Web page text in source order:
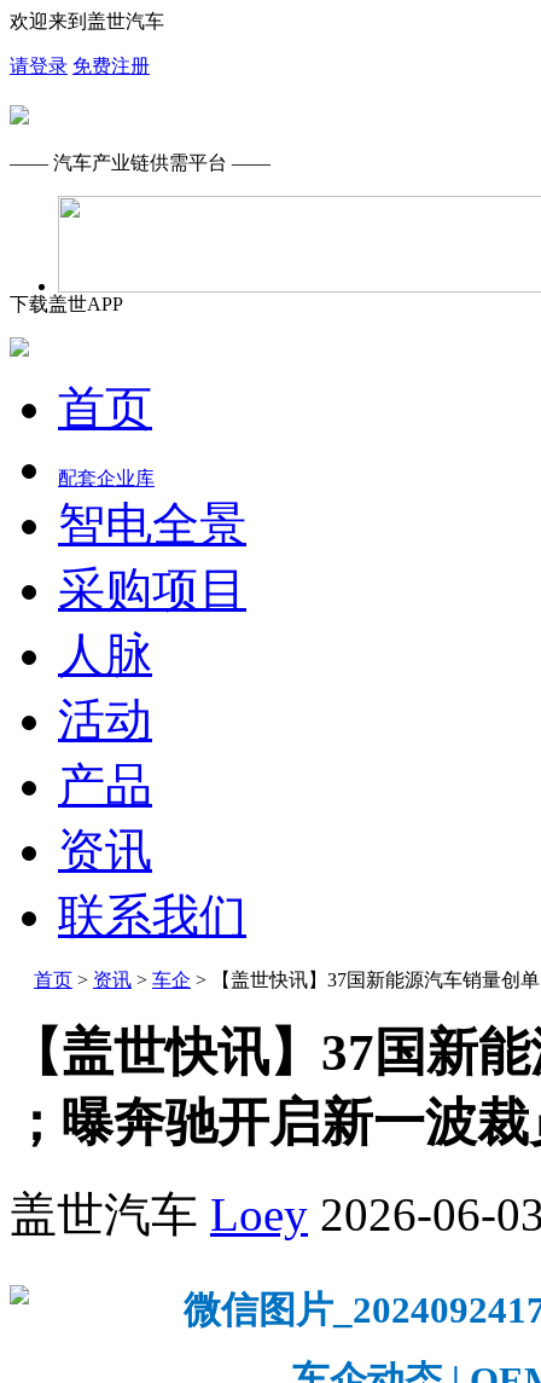
欢迎来到盖世汽车
请登录 免费注册
—— 汽车产业链供需平台 ——
下载盖世APP
首页
配套企业库
智电全景
采购项目
人脉
活动
产品
资讯
联系我们
首页 > 资讯 > 车企 > 【盖世快讯】37国新能源汽车销量创
【盖世快讯】37国新
；曝奔驰开启新一波
盖世汽车 Loey 2026-06-